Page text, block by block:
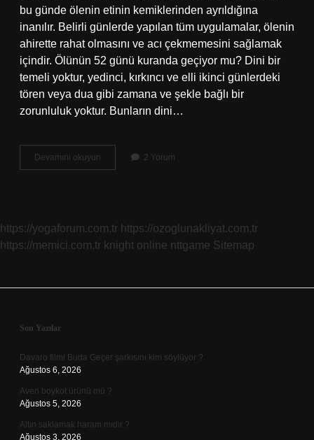
bu günde ölenin etinin kemiklerinden ayrıldığına
inanılır. Belirli günlerde yapılan tüm uygulamalar, ölenin
ahirette rahat olmasını ve acı çekmemesini sağlamak
içindir. Ölünün 52 günü kuranda geçiyor mu? Dini bir
temeli yoktur, yedinci, kırkıncı ve elli ikinci günlerdeki
tören veya dua gibi zamana ve şekle bağlı bir
zorunluluk yoktur. Bunların dini…
Devamını okuyun Öldükten
Sonra
2 Yorum
https://yogaforum.com.tr https://ozoglunakliyat.com.tr
https://memici.com.tr knight online nttgame Sitemap
Sidebar
Son Yazılar
Davaro filmi Buda Geçer şarkısını kim söylüyor ?
Ağustos 6, 2026
Aven boykot ürünü mü ?
Ağustos 5, 2026
Altın saklamak haram mıdır ?
Ağustos 3, 2026